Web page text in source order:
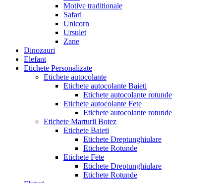
Motive traditionale
Safari
Unicorn
Ursulet
Zane
Dinozauri
Elefant
Etichete Personalizate
Etichete autocolante
Etichete autocolante Baieti
Etichete autocolante rotunde
Etichete autocolante Fete
Etichete autocolante rotunde
Etichete Marturii Botez
Etichete Baieti
Etichete Dreptunghiulare
Etichete Rotunde
Etichete Fete
Etichete Dreptunghiulare
Etichete Rotunde